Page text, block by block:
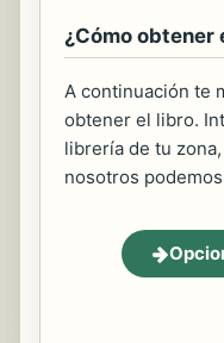
¿Cómo obtener
A continuación te
obtener el libro.
librería de tu
nosotros